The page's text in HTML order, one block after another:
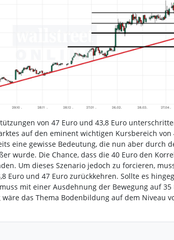
von 47 Euro und 43,8 Euro
auf den eminent wichtigen Kursbereich von
eine gewisse Bedeutung, die nun aber durch
wurde. Die Chance, dass die 40 Euro den
Um dieses Szenario jedoch zu forcieren,
Euro und 47 Euro zurückkehren. Sollte es
mit einer Ausdehnung der Bewegung auf 35
das Thema Bodenbildung auf dem Niveau